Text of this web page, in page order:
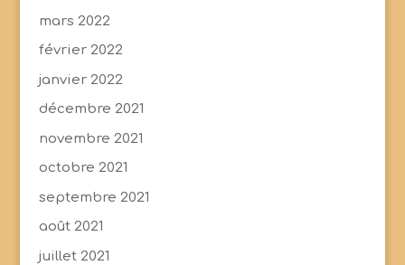
mars 2022
février 2022
janvier 2022
décembre 2021
novembre 2021
octobre 2021
septembre 2021
août 2021
juillet 2021